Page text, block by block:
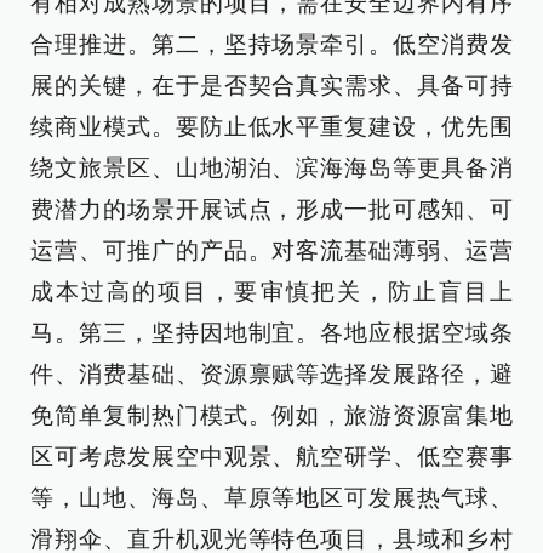
合理推进。第二，坚持场景牵引。低空消费发
展的关键，在于是否契合真实需求、具备可持
续商业模式。要防止低水平重复建设，优先围
绕文旅景区、山地湖泊、滨海海岛等更具备消
费潜力的场景开展试点，形成一批可感知、可
运营、可推广的产品。对客流基础薄弱、运营
成本过高的项目，要审慎把关，防止盲目上
马。第三，坚持因地制宜。各地应根据空域条
件、消费基础、资源禀赋等选择发展路径，避
免简单复制热门模式。例如，旅游资源富集地
区可考虑发展空中观景、航空研学、低空赛事
等，山地、海岛、草原等地区可发展热气球、
滑翔伞、直升机观光等特色项目，县域和乡村